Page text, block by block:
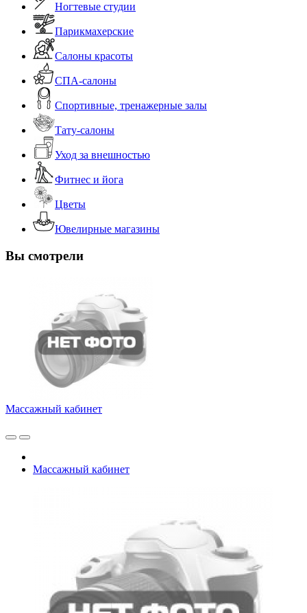
Ногтевые студии
Парикмахерские
Салоны красоты
СПА-салоны
Спортивные, тренажерные залы
Тату-салоны
Уход за внешностью
Фитнес и йога
Цветы
Ювелирные магазины
Вы смотрели
Массажный кабинет
Массажный кабинет